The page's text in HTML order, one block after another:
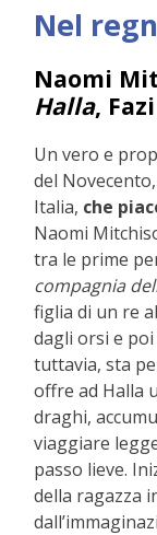
Nel
Naomi
Halla,
Un vero e
del
Italia, che
Naomi
tra le prime
compagnia
figlia di un re
dagli orsi e
tuttavia, sta
offre ad Halla
draghi,
viaggiare
passo lieve.
della ragazza